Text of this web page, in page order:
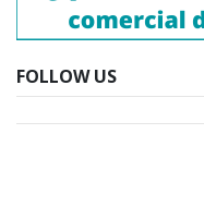
FOLLOW US